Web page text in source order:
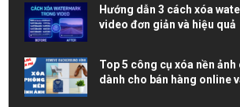
Hướng dẫn 3 cách xóa
video đơn giản và hiệu quả
Top 5 công cụ xóa nền
dành cho bán hàng online